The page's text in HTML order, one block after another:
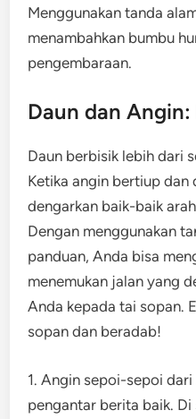
Menggunakan tanda
menambahkan bumbu
pengembaraan.
Daun dan Angin:
Daun berbisik lebih dari
Ketika angin bertiup dan
dengarkan baik-baik
Dengan menggunakan
panduan, Anda bisa
menemukan jalan yang
Anda kepada tai sopan.
sopan dan beradab!
1. Angin sepoi-sepoi
pengantar berita baik.